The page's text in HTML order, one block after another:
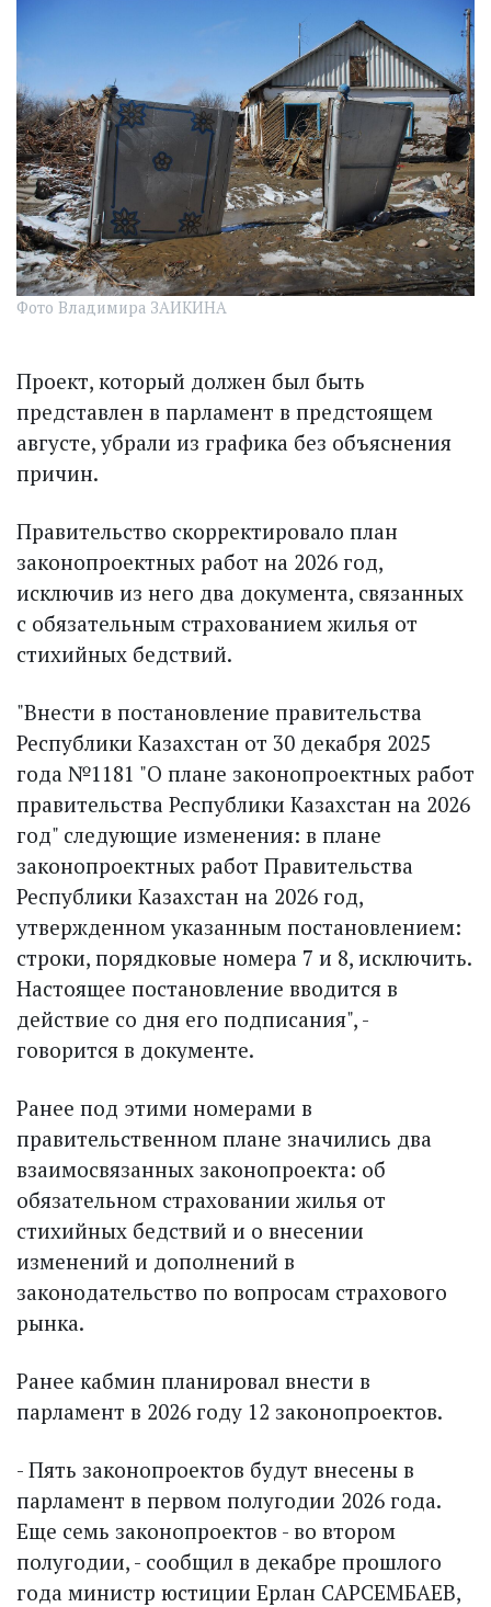
Фото Владимира ЗАИКИНА
Проект, который должен был быть
представлен в парламент в предстоящем
августе, убрали из графика без объяснения
причин.
Правительство скорректировало план
законопроектных работ на 2026 год,
исключив из него два документа, связанных
с обязательным страхованием жилья от
стихийных бедствий.
"Внести в постановление правительства
Республики Казахстан от 30 декабря 2025
года №1181 "О плане законопроектных работ
правительства Республики Казахстан на 2026
год" следующие изменения: в плане
законопроектных работ Правительства
Республики Казахстан на 2026 год,
утвержденном указанным постановлением:
строки, порядковые номера 7 и 8, исключить.
Настоящее постановление вводится в
действие со дня его подписания", -
говорится в документе.
Ранее под этими номерами в
правительственном плане значились два
взаимосвязанных законопроекта: об
обязательном страховании жилья от
стихийных бедствий и о внесении
изменений и дополнений в
законодательство по вопросам страхового
рынка.
Ранее кабмин планировал внести в
парламент в 2026 году 12 законопроектов.
- Пять законопроектов будут внесены в
парламент в первом полугодии 2026 года.
Еще семь законопроектов - во втором
полугодии, - сообщил в декабре прошлого
года министр юстиции Ерлан САРСЕМБАЕВ,